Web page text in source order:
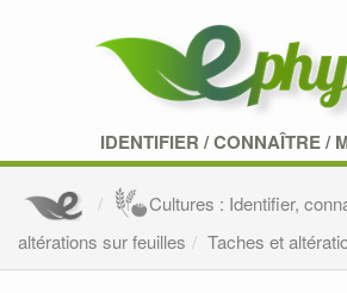
IDENTIFIER /CONNAÎTRE/
Cultures : Identifier,
altérations sur feuilles
Taches et